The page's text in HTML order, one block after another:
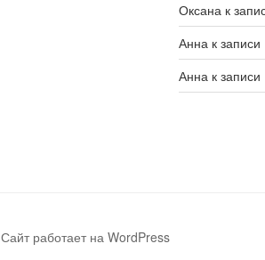
Оксанак
Аннак записи
Аннак записи
Сайт работает на WordPress